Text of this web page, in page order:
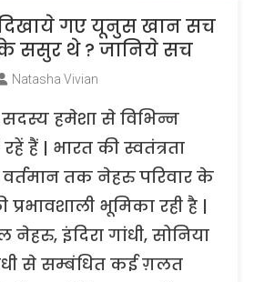
दिखाये गए यूनुस खान सच
के ससुर थे ? जानिये सच
Natasha Vivian
हमेशा से विभिन्न
हैं | भारत की स्वतंत्रता
तक नेहरु परिवार के
भूमिका रही है |
नेहरु, इंदिरा गांधी, सोनिया
से सम्बंधित कई ग़लत